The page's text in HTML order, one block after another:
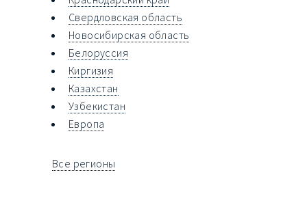
Свердловская область
Новосибирская область
Белоруссия
Киргизия
Казахстан
Узбекистан
Европа
Все регионы